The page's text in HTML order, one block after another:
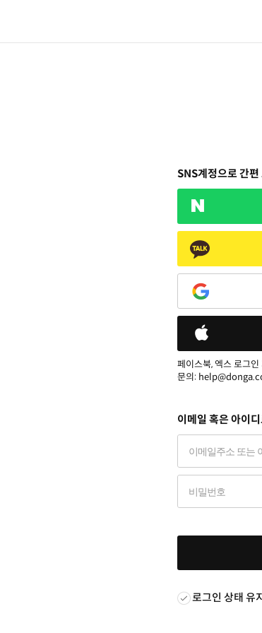
SNS계정으로 간편
페이스북, 엑스 로그
문의:
이메일 혹은 아이
로그인 상태 유